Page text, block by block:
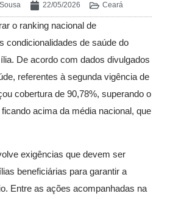
22/05/2026 Ceará
o ranking nacional de
condicionalidades de saúde do
De acordo com dados divulgados
referentes à segunda vigência de
cobertura de 90,78%, superando o
acima da média nacional, que
exigências que devem ser
beneficiárias para garantir a
Entre as ações acompanhadas na